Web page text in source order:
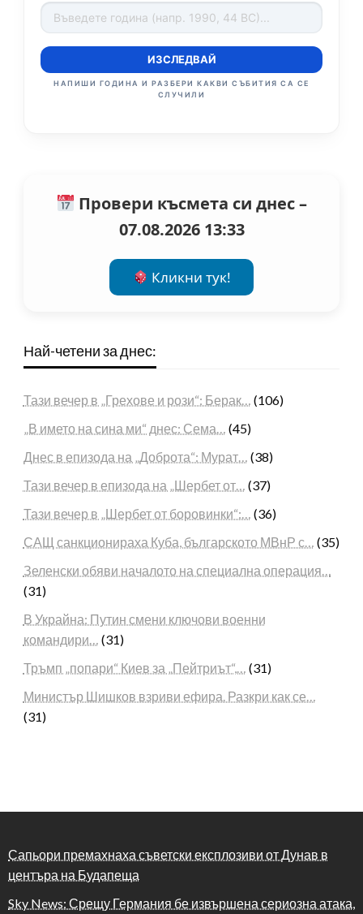
ИЗСЛЕДВАЙ
НАПИШИ ГОДИНА И РАЗБЕРИ КАКВИ СЪБИТИЯ СА СЕ
СЛУЧИЛИ
Провери късмета си днес –
07.08.2026 13:33
Кликни тук!
Най-четени за днес:
Тази вечер в „Грехове и рози“: Берак… (106)
„В името на сина ми“ днес: Сема… (45)
Днес в епизода на „Доброта“: Мурат… (38)
Тази вечер в епизода на „Шербет от… (37)
Тази вечер в „Шербет от боровинки“:… (36)
САЩ санкционираха Куба, българското МВнР с… (35)
Зеленски обяви началото на специална операция…
(31)
В Украйна: Путин смени ключови военни
командири… (31)
Тръмп „попари“ Киев за „Пейтриът“,… (31)
Министър Шишков взриви ефира. Разкри как се…
(31)
Сапьори премахнаха съветски експлозиви от Дунав в
центъра на Будапеща
Sky News: Срещу Германия бе извършена сериозна атака,